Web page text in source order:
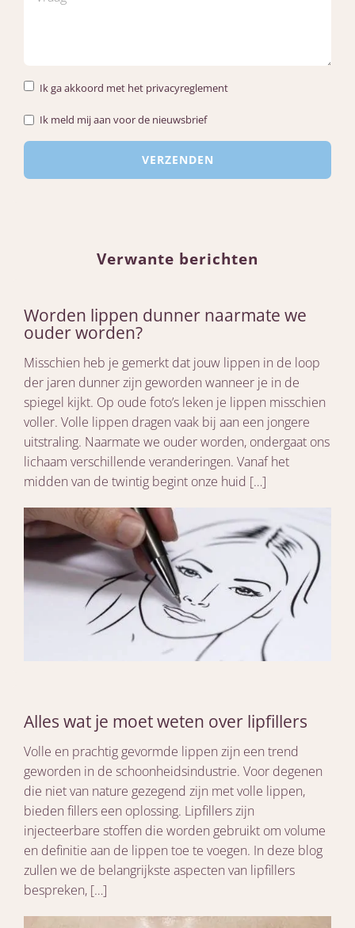
Ik ga akkoord met het privacyreglement
Ik meld mij aan voor de nieuwsbrief
Verwante berichten
Worden lippen dunner naarmate we
ouder worden?
Misschien heb je gemerkt dat jouw lippen in de loop
der jaren dunner zijn geworden wanneer je in de
spiegel kijkt. Op oude foto’s leken je lippen misschien
voller. Volle lippen dragen vaak bij aan een jongere
uitstraling. Naarmate we ouder worden, ondergaat ons
lichaam verschillende veranderingen. Vanaf het
midden van de twintig begint onze huid […]
Alles wat je moet weten over lipfillers
Volle en prachtig gevormde lippen zijn een trend
geworden in de schoonheidsindustrie. Voor degenen
die niet van nature gezegend zijn met volle lippen,
bieden fillers een oplossing. Lipfillers zijn
injecteerbare stoffen die worden gebruikt om volume
en definitie aan de lippen toe te voegen. In deze blog
zullen we de belangrijkste aspecten van lipfillers
bespreken, […]